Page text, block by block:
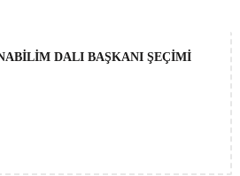
DALI BAŞKANI ŞEÇİMİ